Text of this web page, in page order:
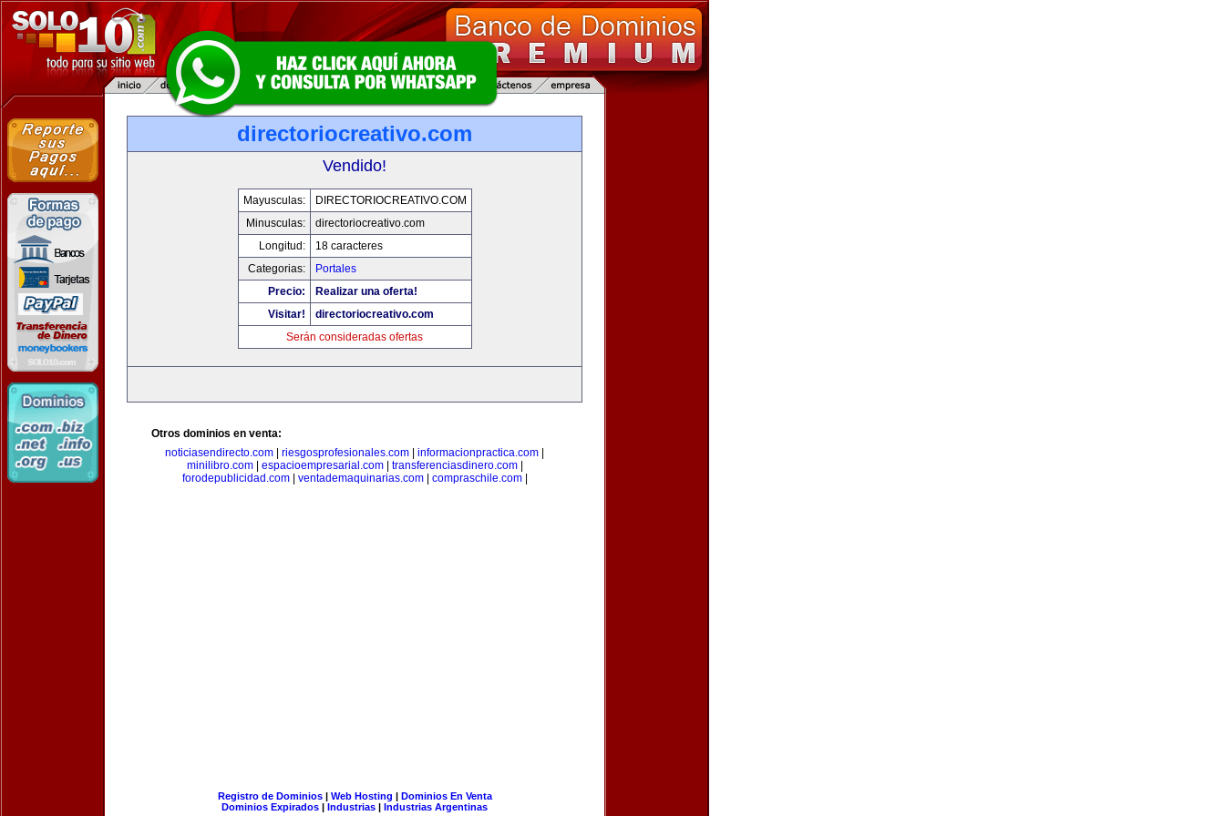
directoriocreativo.com
Vendido!
Mayusculas:
DIRECTORIOCREATIVO.COM
Minusculas:
directoriocreativo.com
Longitud:
18 caracteres
Categorias:
Portales
Precio:
Realizar una oferta!
Visitar!
directoriocreativo.com
Serán consideradas ofertas
Otros dominios en venta:
noticiasendirecto.com
riesgosprofesionales.com informacionpractica.com
minilibro.com| espacioempresarial.com| transferenciasdinero.com|
forodepublicidad.com| ventademaquinarias.com| compraschile.com|
Registro de Dominios| Web Hosting | Dominios En Venta
Dominios Expirados | Industrias | Industrias Argentinas